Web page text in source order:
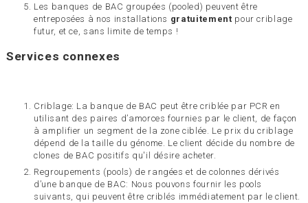
Les banques de BAC groupées (pooled) peuvent être
entreposées à nos installations gratuitement pour criblage
futur, et ce, sans limite de temps !
Services connexes
Criblage: La banque de BAC peut être criblée par PCR en
utilisant des paires d’amorces fournies par le client, de façon
à amplifier un segment de la zone ciblée. Le prix du criblage
dépend de la taille du génome. Le client décide du nombre de
clones de BAC positifs qu'il désire acheter.
Regroupements (pools) de rangées et de colonnes dérivés
d’une banque de BAC: Nous pouvons fournir les pools
suivants, qui peuvent être criblés immédiatement par le client.